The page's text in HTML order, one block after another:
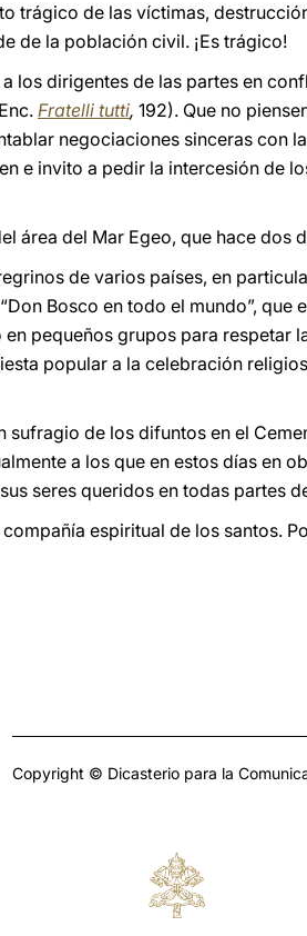
trágico de las víctimas,
de la población civil. ¡Es trágico!
los dirigentes de las partes en
Fratelli tutti, 192). Que no
negociaciones sinceras con
e invito a pedir la intercesión de
área del Mar Egeo, que hace
de varios países, en
Bosco en todo el mundo”, que
pequeños grupos para respetar
popular a la celebración
sufragio de los difuntos en el
a los que en estos días en
seres queridos en todas partes
espiritual de los santos.
Copyright © Dicasterio para la